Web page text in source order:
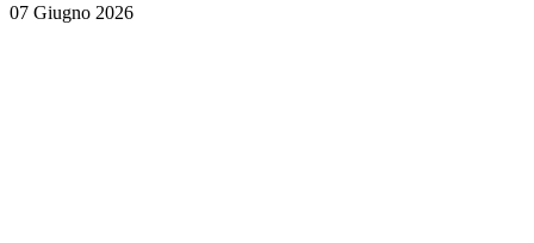
07 Giugno 2026